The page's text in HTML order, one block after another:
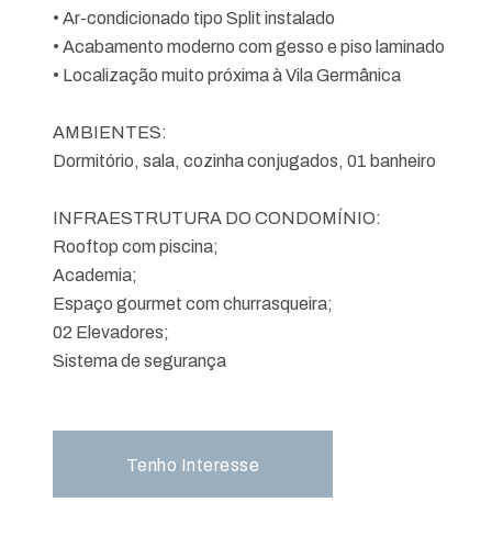
• Ar-condicionado tipo Split instalado
• Acabamento moderno com gesso e piso laminado
• Localização muito próxima à Vila Germânica
AMBIENTES:
Dormitório, sala, cozinha conjugados, 01 banheiro
INFRAESTRUTURA DO CONDOMÍNIO:
Rooftop com piscina;
Academia;
Espaço gourmet com churrasqueira;
02 Elevadores;
Sistema de segurança
Tenho Interesse